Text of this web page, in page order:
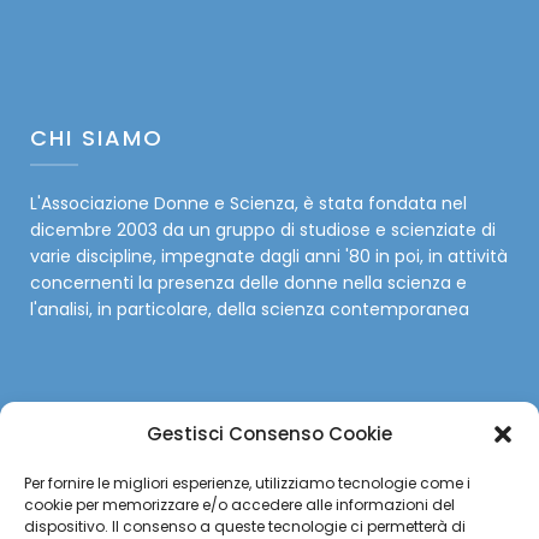
Gestisci Consenso Cookie
Per fornire le migliori esperienze, utilizziamo tecnologie come i
cookie per memorizzare e/o accedere alle informazioni del
dispositivo. Il consenso a queste tecnologie ci permetterà di
CHI SIAMO
L'Associazione Donne e Scienza, è stata fondata nel
dicembre 2003 da un gruppo di studiose e scienziate di
varie discipline, impegnate dagli anni '80 in poi, in attività
concernenti la presenza delle donne nella scienza e
l'analisi, in particolare, della scienza contemporanea
Facebook